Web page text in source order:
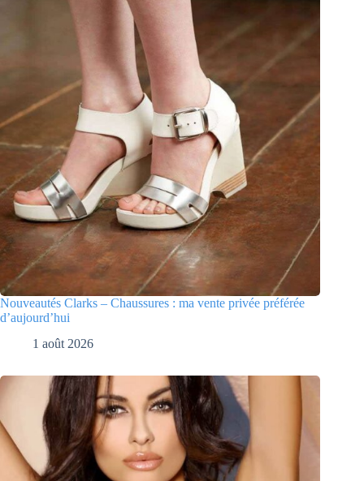
Nouveautés Clarks – Chaussures : ma vente privée préférée
d’aujourd’hui
1 août 2026